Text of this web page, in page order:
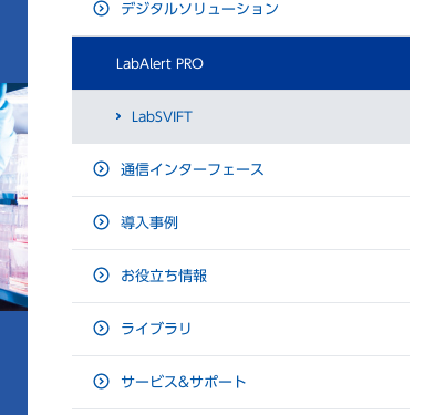
デジタルソリューション
LabAlert PRO
LabSVIFT
通信インターフェース
導入事例
お役立ち情報
ライブラリ
サービス&サポート